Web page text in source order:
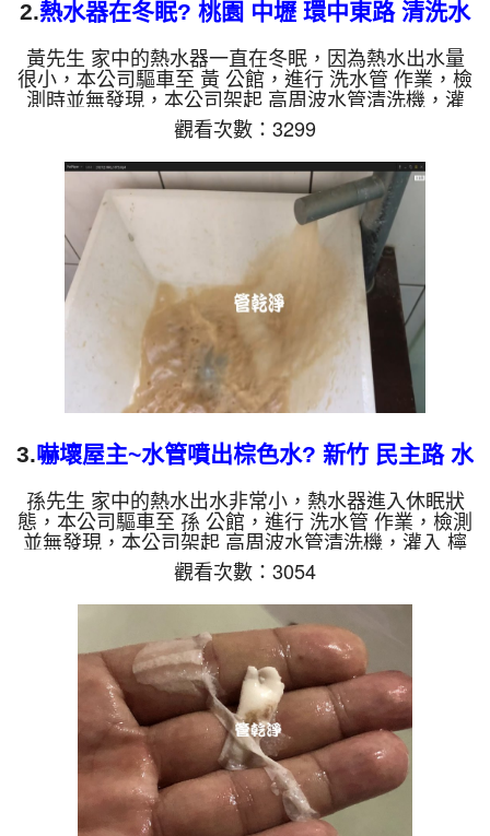
2.熱水器在冬眠? 桃園 中壢 環中東路 清洗水
管
黃先生 家中的熱水器一直在冬眠，因為熱水出水量
很小，本公司驅車至 黃 公館，進行 洗水管 作業，檢
測時並無發現，本公司架起 高周波水管清洗機，灌
入 檸檬酸 至管路裡面，等了約15分，開啟 水管清洗
機 ，啟動 脈衝 模式，一洗水管就噴棕色髒水，越洗
就越髒，如下圖片影片，兩個多小時後，水管清洗乾
淨熱水出水量也恢復正常了!! 如是自來水，如水管老
化，會產生鐵鏽跟泥沙堆積，洗出來的水就會是咖啡
色，地下水含有氧化錳，管壁上會結成黑色管垢，洗
出來的水會跟石油一樣黑，有些洗出綠色的水，是因
為裡面有銅的物...
觀看次數：3299
3.嚇壞屋主~水管噴出棕色水? 新竹 民主路 水
管清洗
孫先生 家中的熱水出水非常小，熱水器進入休眠狀
態，本公司驅車至 孫 公館，進行 洗水管 作業，檢測
並無發現，本公司架起 高周波水管清洗機，灌入 檸
檬酸 至管路裡面，等了約15分，開啟 水管清洗機 ，
啟動 螺旋波 模式，一洗水管就噴棕色髒水，越洗就
越髒，如下圖片影片，兩個多小時後，管路清洗乾淨
出水量也恢復了!! 如是自來水，如水管老化，會產生
鐵鏽跟泥沙堆積，洗出來的水就會是咖啡色，地下水
含有氧化錳，管壁上會結成黑色管垢，洗出來的水會
跟石油一樣黑，有些洗出綠色的水，是因為裡面有銅
的物質，生鏽產...
觀看次數：3054